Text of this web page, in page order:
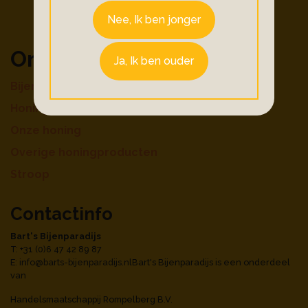
Ons aanbod
Honingdranken
Contactinfo
Bart's Bijenparadijs
T: +31 (0)6 47 42 89 87
E: info@barts-bijenparadijs.nlBart's Bijenparadijs is een onderdeel
van
Handelsmaatschappij Rompelberg B.V.
Nee, Ik ben jonger
Ja, Ik ben ouder